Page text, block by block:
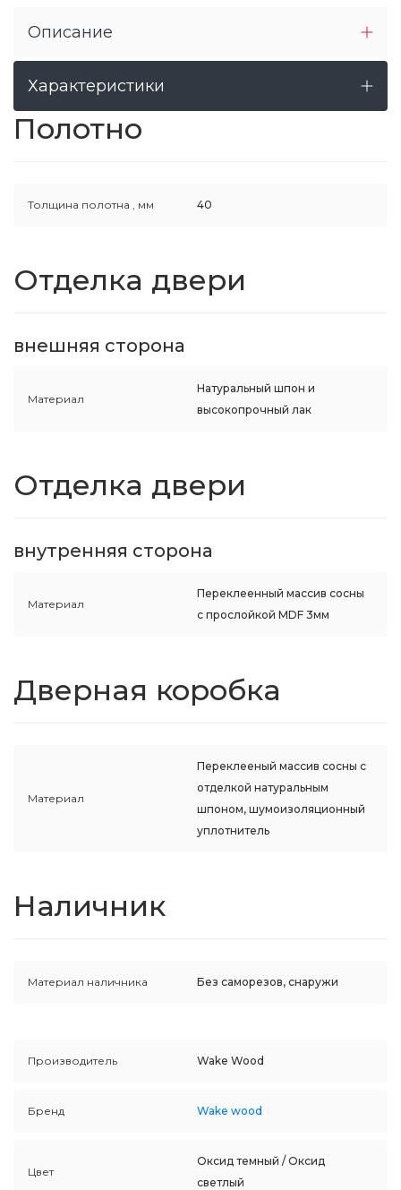
Описание
Характеристики
Полотно
Толщина полотна , мм 40
Отделка двери
внешняя сторона
Материал
Натуральный шпон и
высокопрочный лак
Отделка двери
внутренняя сторона
Материал
Переклеенный массив сосны
с прослойкой MDF 3мм
Дверная коробка
Материал
Переклееный массив сосны с
отделкой натуральным
шпоном, шумоизоляционный
уплотнитель
Наличник
Материал наличника Без саморезов, снаружи
Производитель Wake Wood
Бренд Wake wood
Цвет
Оксид темный / Оксид
светлый